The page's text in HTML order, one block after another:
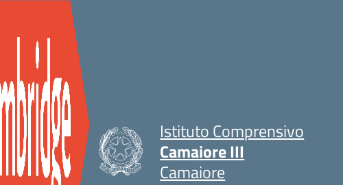
Istituto Comprensivo
Camaiore III
Camaiore